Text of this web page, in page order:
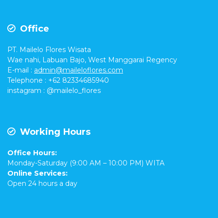
Office
PT. Mailelo Flores Wisata
Wae nahi, Labuan Bajo, West Manggarai Regency
E-mail : admin@maileloflores.com
Telephone : +62 82334685940
instagram : @mailelo_flores
Working Hours
Office Hours:
Monday-Saturday (9:00 AM – 10:00 PM) WITA
Online Services:
Open 24 hours a day